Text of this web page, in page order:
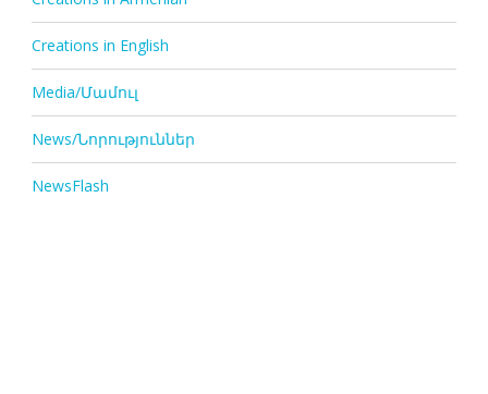
Creations in English
Media/Մամուլ
News/Նորություններ
NewsFlash